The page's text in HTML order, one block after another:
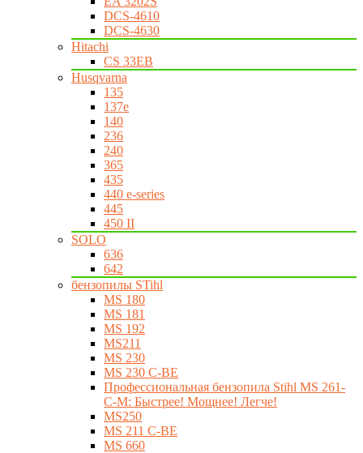
DCS-4610
DCS-4630
Hitachi
CS 33EB
Husqvarna
135
137e
140
236
240
365
435
440 e-series
445
450 II
SOLO
636
642
бензопилы STihl
MS 180
MS 181
MS 192
MS211
MS 230
MS 230 C-BE
Профессиональная бензопила Stihl MS 261-
C-M: Быстрее! Мощнее! Легче!
MS250
MS 211 C-BE
MS 660